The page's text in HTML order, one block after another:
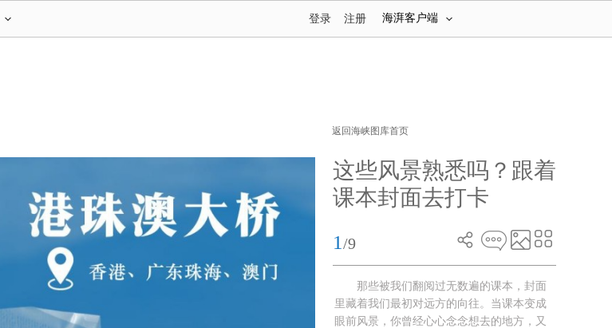
海湃客户端
登录 注册
返回海峡图库首页
这些风景熟悉吗？跟着
课本封面去打卡
1 /9
那些被我们翻阅过无数遍的课本，封面
里藏着我们最初对远方的向往。当课本变成
眼前风景，你曾经心心念念想去的地方，又